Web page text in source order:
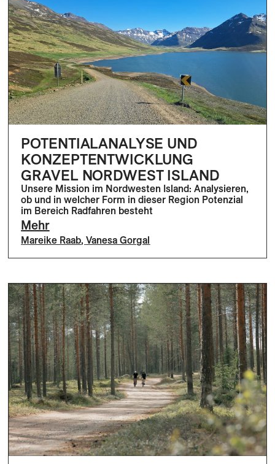
POTENTIALANALYSE UND
KONZEPTENTWICKLUNG
GRAVEL NORDWEST ISLAND
Unsere Mission im Nordwesten Island: Analysieren,
ob und in welcher Form in dieser Region Potenzial
im Bereich Radfahren besteht
Mehr
Mareike Raab,Vanesa Gorgal